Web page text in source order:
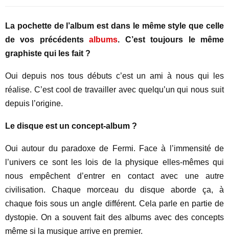
La pochette de l’album est dans le même style que celle
de vos précédentsalbums. C’est toujours le même
graphiste qui les fait ?
Oui depuis nos tous débuts c’est un ami à nous qui les
réalise. C’est cool de travailler avec quelqu’un qui nous suit
depuis l’origine.
Le disque est un concept-album ?
Oui autour du paradoxe de Fermi. Face à l’immensité de
l’univers ce sont les lois de la physique elles-mêmes qui
nous empêchent d’entrer en contact avec une autre
civilisation. Chaque morceau du disque aborde ça, à
chaque fois sous un angle différent. Cela parle en partie de
dystopie. On a souvent fait des albums avec des concepts
même si la musique arrive en premier.